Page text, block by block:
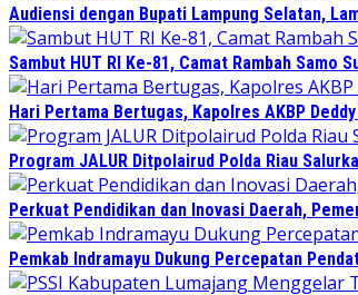
Audiensi dengan Bupati Lampung Selatan,
Sambut HUT RI Ke-81, Camat Rambah Samo
Hari Pertama Bertugas, Kapolres AKBP
Program JALUR Ditpolairud Polda Riau
Perkuat Pendidikan dan Inovasi Daerah,
Pemkab Indramayu Dukung Percepatan